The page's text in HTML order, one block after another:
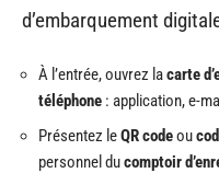
d’embarquement
À l’entrée, ouvrez lacarte
téléphone : application, e-
Présentez leQR codeou
personnel ducomptoir